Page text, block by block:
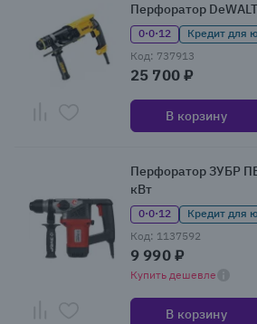
Перфоратор
0·0·12
Кредит для
Код: 737913
25 700 ₽
В корзину
Перфоратор ЗУБР
кВт
0·0·12
Кредит для
Код: 1137592
9 990 ₽
Купить дешевле
В корзину